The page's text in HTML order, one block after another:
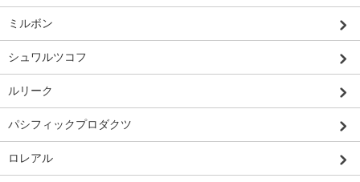
ミルボン
シュワルツコフ
ルリーク
パシフィックプロダクツ
ロレアル